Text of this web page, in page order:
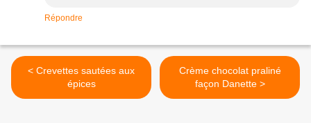
Répondre
< Crevettes sautées aux
épices
Crème chocolat praliné
façon Danette >